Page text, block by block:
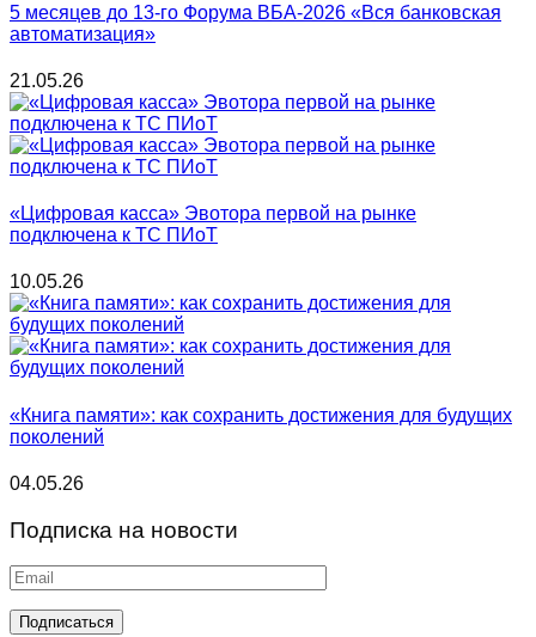
5 месяцев до 13-го Форума ВБА-2026 «Вся банковская
автоматизация»
21.05.26
«Цифровая касса» Эвотора первой на рынке
подключена к ТС ПИоТ
10.05.26
«Книга памяти»: как сохранить достижения для будущих
поколений
04.05.26
Подписка на новости